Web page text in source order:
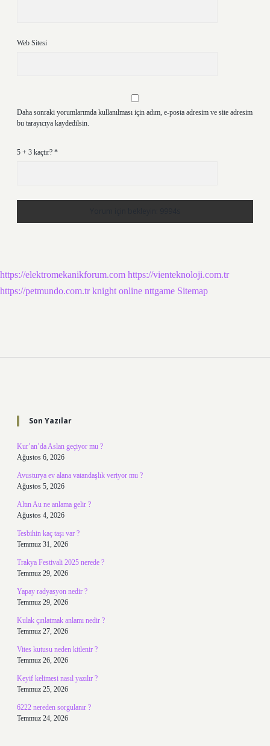
Web Sitesi
Daha sonraki yorumlarımda kullanılması için adım, e-posta adresim ve site adresim
bu tarayıcıya kaydedilsin.
5 + 3 kaçtır? *
https://elektromekanikforum.com https://vienteknoloji.com.tr
https://petmundo.com.tr knight online nttgame Sitemap
Son Yazılar
Kur’an’da Aslan geçiyor mu ?
Ağustos 6, 2026
Avusturya ev alana vatandaşlık veriyor mu ?
Ağustos 5, 2026
Altın Au ne anlama gelir ?
Ağustos 4, 2026
Tesbihin kaç taşı var ?
Temmuz 31, 2026
Trakya Festivali 2025 nerede ?
Temmuz 29, 2026
Yapay radyasyon nedir ?
Temmuz 29, 2026
Kulak çınlatmak anlamı nedir ?
Temmuz 27, 2026
Vites kutusu neden kitlenir ?
Temmuz 26, 2026
Keyif kelimesi nasıl yazılır ?
Temmuz 25, 2026
6222 nereden sorgulanır ?
Temmuz 24, 2026